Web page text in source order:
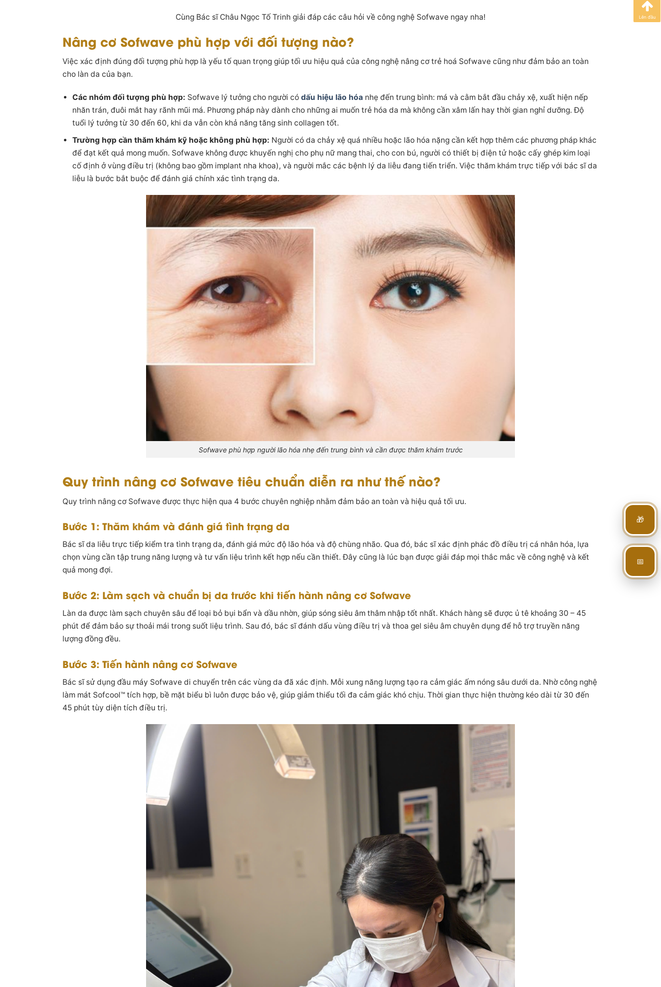
Cùng Bác sĩ Châu Ngọc Tố Trinh giải đáp các câu hỏi về công nghệ Sofwave ngay nha!
Nâng cơ Sofwave phù hợp với đối tượng nào?
Việc xác định đúng đối tượng phù hợp là yếu tố quan trọng giúp tối ưu hiệu quả của công nghệ nâng cơ trẻ hoá Sofwave cũng như đảm bảo an toàn
cho làn da của bạn.
Các nhóm đối tượng phù hợp: Sofwave lý tưởng cho người códấu hiệu lão hóa nhẹ đến trung bình: má và cằm bắt đầu chảy xệ, xuất hiện nếp
nhăn trán, đuôi mắt hay rãnh mũi má. Phương pháp này dành cho những ai muốn trẻ hóa da mà không cần xâm lấn hay thời gian nghỉ dưỡng. Độ
tuổi lý tưởng từ 30 đến 60, khi da vẫn còn khả năng tăng sinh collagen tốt.
Trường hợp cần thăm khám kỹ hoặc không phù hợp: Người có da chảy xệ quá nhiều hoặc lão hóa nặng cần kết hợp thêm các phương pháp khác
để đạt kết quả mong muốn. Sofwave không được khuyến nghị cho phụ nữ mang thai, cho con bú, người có thiết bị điện tử hoặc cấy ghép kim loại
cố định ở vùng điều trị (không bao gồm implant nha khoa), và người mắc các bệnh lý da liễu đang tiến triển. Việc thăm khám trực tiếp với bác sĩ da
liễu là bước bắt buộc để đánh giá chính xác tình trạng da.
Sofwave phù hợp người lão hóa nhẹ đến trung bình và cần được thăm khám trước
Quy trình nâng cơ Sofwave tiêu chuẩn diễn ra như thế nào?
Quy trình nâng cơ Sofwave được thực hiện qua 4 bước chuyên nghiệp nhằm đảm bảo an toàn và hiệu quả tối ưu.
Bước 1: Thăm khám và đánh giá tình trạng da
Bác sĩ da liễu trực tiếp kiểm tra tình trạng da, đánh giá mức độ lão hóa và độ chùng nhão. Qua đó, bác sĩ xác định phác đồ điều trị cá nhân hóa, lựa
chọn vùng cần tập trung năng lượng và tư vấn liệu trình kết hợp nếu cần thiết. Đây cũng là lúc bạn được giải đáp mọi thắc mắc về công nghệ và kết
quả mong đợi.
Bước 2: Làm sạch và chuẩn bị da trước khi tiến hành nâng cơ Sofwave
Làn da được làm sạch chuyên sâu để loại bỏ bụi bẩn và dầu nhờn, giúp sóng siêu âm thâm nhập tốt nhất. Khách hàng sẽ được ủ tê khoảng 30 – 45
phút để đảm bảo sự thoải mái trong suốt liệu trình. Sau đó, bác sĩ đánh dấu vùng điều trị và thoa gel siêu âm chuyên dụng để hỗ trợ truyền năng
lượng đồng đều.
Bước 3: Tiến hành nâng cơ Sofwave
Bác sĩ sử dụng đầu máy Sofwave di chuyển trên các vùng da đã xác định. Mỗi xung năng lượng tạo ra cảm giác ấm nóng sâu dưới da. Nhờ công nghệ
làm mát Sofcool™ tích hợp, bề mặt biểu bì luôn được bảo vệ, giúp giảm thiểu tối đa cảm giác khó chịu. Thời gian thực hiện thường kéo dài từ 30 đến
45 phút tùy diện tích điều trị.
Lên đầu
🎁
📅